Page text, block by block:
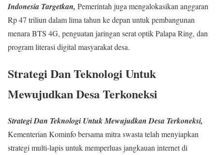
Indonesia Targetkan, Pemerintah juga mengalokasikan anggaran
Rp 47 triliun dalam lima tahun ke depan untuk pembangunan
menara BTS 4G, penguatan jaringan serat optik Palapa Ring, dan
program literasi digital masyarakat desa.
Strategi Dan Teknologi Untuk
Mewujudkan Desa Terkoneksi
Strategi Dan Teknologi Untuk Mewujudkan Desa Terkoneksi,
Kementerian Kominfo bersama mitra swasta telah menyiapkan
strategi multi-lapis untuk memperluas jangkauan internet di